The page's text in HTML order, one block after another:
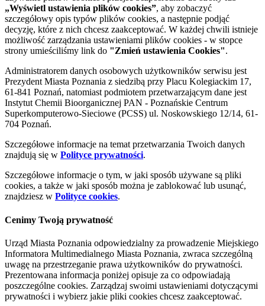
„Wyświetl ustawienia plików cookies”, aby zobaczyć
szczegółowy opis typów plików cookies, a następnie podjąć
decyzję, które z nich chcesz zaakceptować. W każdej chwili istnieje
możliwość zarządzania ustawieniami plików cookies - w stopce
strony umieściliśmy link do "Zmień ustawienia Cookies".
Administratorem danych osobowych użytkowników serwisu jest
Prezydent Miasta Poznania z siedzibą przy Placu Kolegiackim 17,
61-841 Poznań, natomiast podmiotem przetwarzającym dane jest
Instytut Chemii Bioorganicznej PAN - Poznańskie Centrum
Superkomputerowo-Sieciowe (PCSS) ul. Noskowskiego 12/14, 61-
704 Poznań.
Szczegółowe informacje na temat przetwarzania Twoich danych
znajdują się w Polityce prywatności.
Szczegółowe informacje o tym, w jaki sposób używane są pliki
cookies, a także w jaki sposób można je zablokować lub usunąć,
znajdziesz w Polityce cookies.
Cenimy Twoją prywatność
Urząd Miasta Poznania odpowiedzialny za prowadzenie Miejskiego
Informatora Multimedialnego Miasta Poznania, zwraca szczególną
uwagę na przestrzeganie prawa użytkowników do prywatności.
Prezentowana informacja poniżej opisuje za co odpowiadają
poszczególne cookies. Zarządzaj swoimi ustawieniami dotyczącymi
prywatności i wybierz jakie pliki cookies chcesz zaakceptować.